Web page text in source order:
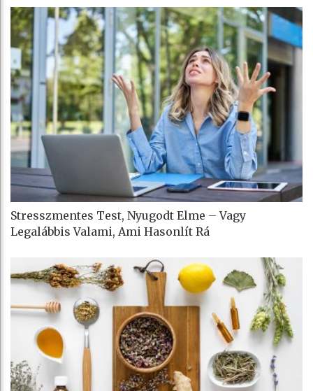
Stresszmentes Test, Nyugodt Elme – Vagy
Legalábbis Valami, Ami Hasonlít Rá